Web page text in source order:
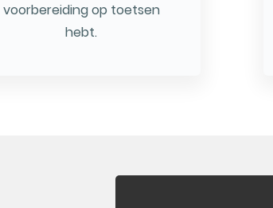
voorbereiding op toetsen
hebt.